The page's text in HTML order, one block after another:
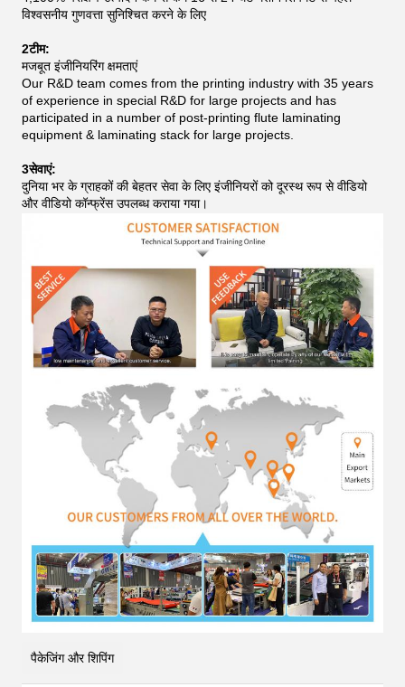
विश्वसनीय गुणवत्ता सुनिश्चित करने के लिए
2टीम:
मजबूत इंजीनियरिंग क्षमताएं
Our R&D team comes from the printing industry with 35 years
of experience in special R&D for large projects and has
participated in a number of post-printing flute laminating
equipment & laminating stack for large projects.
3सेवाएं:
दुनिया भर के ग्राहकों की बेहतर सेवा के लिए इंजीनियरों को दूरस्थ रूप से वीडियो
और वीडियो कॉन्फ्रेंस उपलब्ध कराया गया।
पैकेजिंग और शिपिंग